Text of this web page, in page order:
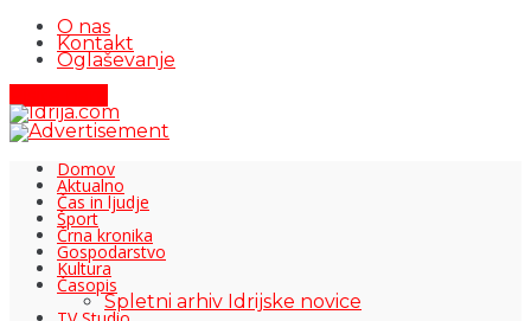
O nas
Kontakt
Oglaševanje
Domov
Aktualno
Čas in ljudje
Šport
Črna kronika
Gospodarstvo
Kultura
Časopis
Spletni arhiv Idrijske novice